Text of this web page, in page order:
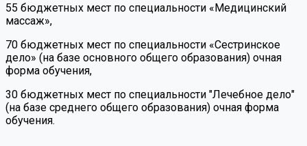
55 бюджетных мест по специальности «Медицинский
массаж»,
70 бюджетных мест по специальности «Сестринское
дело» (на базе основного общего образования) очная
форма обучения,
30 бюджетных мест по специальности "Лечебное дело"
(на базе среднего общего образования) очная форма
обучения.